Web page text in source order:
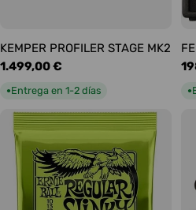
KEMPER PROFILER STAGE MK2
Precio
habitual
1.499,00 €
●Entrega en 1-2 días ●